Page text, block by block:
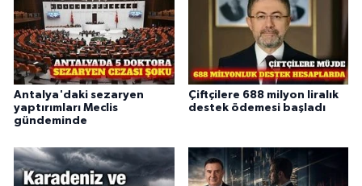
Antalya'daki sezaryen
yaptırımları Meclis
gündeminde
Çiftçilere 688 milyon liralık
destek ödemesi başladı